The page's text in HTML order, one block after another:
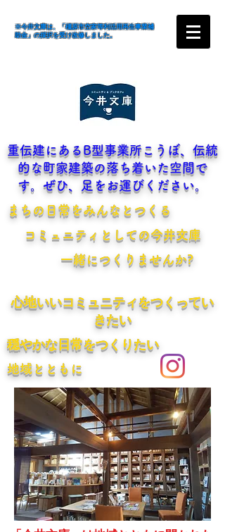
※今井文庫は、「橿原市空家等利活用再生事業補
助金」の採択を受け改修しました。
​重伝建にあるB型事業所こうぼ、伝統
的な町家建築の落ち着いた空間で
す。ぜひ、足をお運びください。
​まちの日常をみんなとつくる
​コミュニティとしての今井文庫
一緒につくりませんか?
​心地いいコミュニティをつくってい
きたい​
​穏やかな日常をつくりたい
​地域とともに